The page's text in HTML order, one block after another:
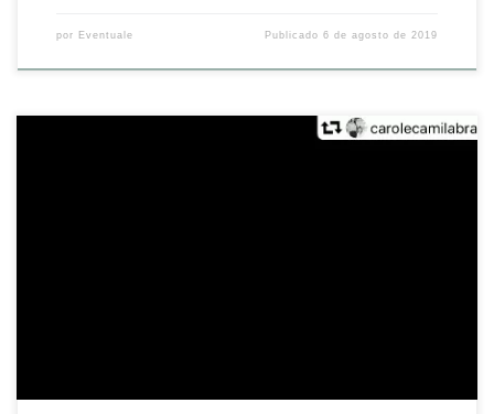
por Eventuale Publicado6 de agosto de 2019